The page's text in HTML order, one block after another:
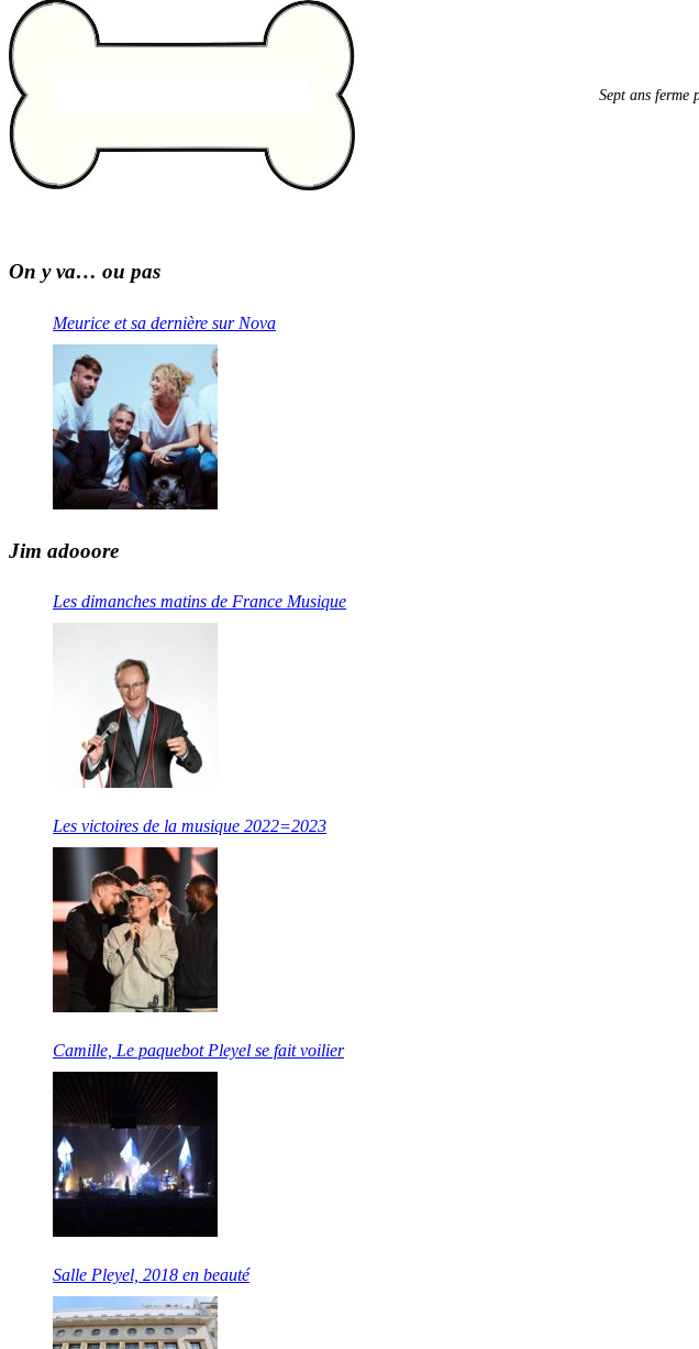
Sept ans ferme
On y va… ou pas
Meurice et sa dernière sur Nova
Jim adooore
Les dimanches matins de France Musique
Les victoires de la musique 2022=2023
Camille, Le paquebot Pleyel se fait voilier
Salle Pleyel, 2018 en beauté